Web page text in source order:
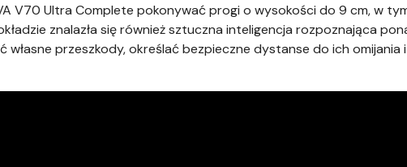
V70 Ultra Complete pokonywać progi o wysokości do 9 cm, w
znalazła się również sztuczna inteligencja rozpoznająca
własne przeszkody, określać bezpieczne dystanse do ich omijania